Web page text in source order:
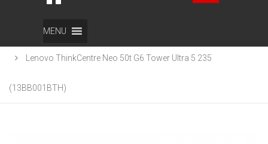
navigation
MENU
สินค้า
Lenovo ThinkCentre Neo 50t G6 Tower Ultra 5 235
(13BB001BTH)